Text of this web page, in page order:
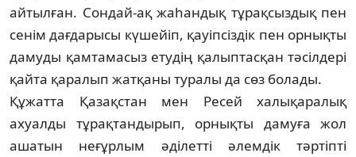
айтылған. Сондай-ақ жаһандық тұрақ­сыз­дық пен
сенім дағдарысы күшейіп, қауіп­сіздік пен орнықты
дамуды қамтамасыз етудің қалыптасқан тәсілдері
қайта қара­лып жатқаны туралы да сөз болады.
Құжатта Қазақстан мен Ресей халық­ара­лық
ахуалды тұрақтандырып, орнықты да­муға жол
ашатын неғұрлым әділетті әлем­дік тәр­тіпті